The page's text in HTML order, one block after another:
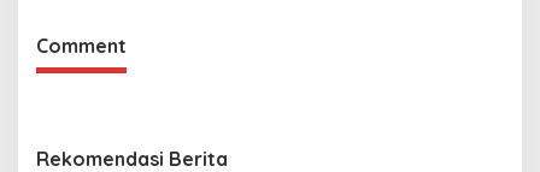
Comment
Rekomendasi Berita